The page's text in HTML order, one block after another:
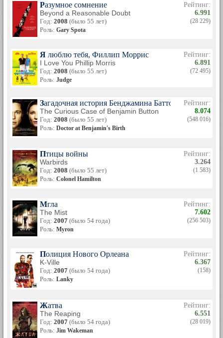
Разумное сомнение
Beyond a Reasonable Doubt
Год: 2008 (было 55 лет)
Роль: Gary Spota
Рейтинг:
6.991
(28 229)
Я люблю тебя, Филлип Моррис
I Love You Phillip Morris
Год: 2008 (было 55 лет)
Роль: Judge
Рейтинг:
6.891
(72 495)
Загадочная история Бенджамина Баттона
The Curious Case of Benjamin Button
Год: 2008 (было 55 лет)
Роль: Doctor at Benjamin's Birth
Рейтинг:
8.074
(548 016)
Птицы войны
Warbirds
Год: 2008 (было 55 лет)
Роль: Colonel Hamilton
Рейтинг:
3.264
(1 583)
Мгла
The Mist
Год: 2007 (было 54 года)
Роль: Myron
Рейтинг:
7.602
(256 503)
Полиция Нового Орлеана
K-Ville
Год: 2007 (было 54 года)
Роль: Lanky
Рейтинг:
6.367
(158)
Жатва
The Reaping
Год: 2007 (было 54 года)
Роль: Jim Wakeman
Рейтинг:
6.551
(28 019)